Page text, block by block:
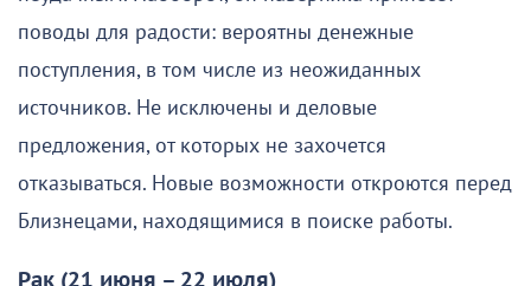
поводы для радости: вероятны денежные
поступления, в том числе из неожиданных
источников. Не исключены и деловые
предложения, от которых не захочется
отказываться. Новые возможности откроются перед
Близнецами, находящимися в поиске работы.
Рак (21 июня – 22 июля)